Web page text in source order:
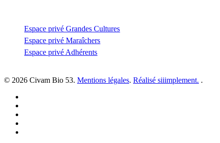
Espace privé Grandes Cultures
Espace privé Maraîchers
Espace privé Adhérents
© 2026 Civam Bio 53. Mentions légales. Réalisé siiimplement. .